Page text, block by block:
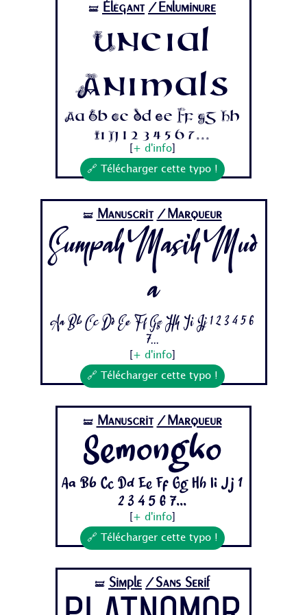
🝛 Élégant /Enluminure
Uncial
Animals
Aa Bb Cc Dd Ee Ff Gg Hh
Ii Jj 1 2 3 4 5 6 7...
+ d'info]
🔗 Télécharger cette typo !
🝛 Manuscrit /Marqueur
SumpahMasihMud
a
Aa Bb Cc Dd Ee Ff Gg Hh Ii Jj 1 2 3 4 5 6
7...
+ d'info]
🔗 Télécharger cette typo !
🝛 Manuscrit /Marqueur
Semongko
Aa Bb Cc Dd Ee Ff Gg Hh Ii Jj 1
2 3 4 5 6 7...
+ d'info]
🔗 Télécharger cette typo !
🝛 Simple /Sans Serif